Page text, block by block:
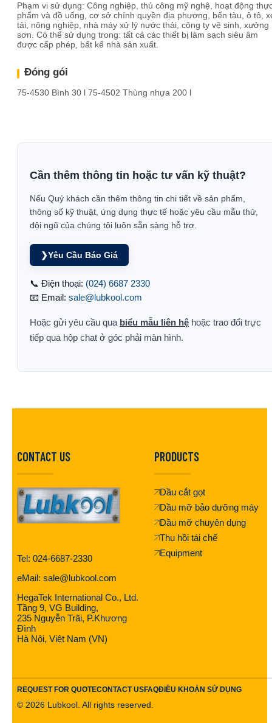
Phạm vi sử dụng: Công nghiệp, thủ công mỹ nghệ, hoạt động
phẩm và đồ uống, cơ sở chính quyền địa phương, bến tàu, ô tô,
tải, nông nghiệp, nhà máy xử lý nước thải, công ty vệ sinh, xưởng
sơn. Có thể sử dụng trong: tất cả các thiết bị làm sạch siêu âm
được cấp phép, bất kể nhà sản xuất.
Đóng gói
75-4530 Bình 30 l 75-4502 Thùng nhựa 200 l
Cần thêm thông tin hoặc tư vấn kỹ thuật?
Nếu Quý khách cần thêm thông tin chi tiết về sản phẩm,
thông số kỹ thuật, ứng dụng thực tế hoặc yêu cầu mẫu thử,
đội ngũ của chúng tôi luôn sẵn sàng hỗ trợ.
❯Yêu Cầu Báo Giá
📞 Điện thoại: (024) 6687 2330
📧 Email: sale@lubkool.com
Hoặc gửi yêu cầu qua biểu mẫu liên hệ hoặc trao đổi trực
tiếp qua hộp chat ở góc phải màn hình.
CONTACT US
Tel: 024-6687-2330
eMail: sale@lubkool.com
HegaTek International Co., Ltd.
Tầng 9, VG Building,
235 Nguyễn Trãi, P.Khương
Đình
Hà Nội, Việt Nam (VN)
PRODUCTS
Dầu cắt gọt
Dầu mỡ bảo dưỡng máy
Dầu mỡ chuyên dụng
Thu hồi tái chế
Equipment
REQUEST FOR QUOTECONTACT USFAQĐIỀU KHOẢN SỬ DỤNG
© 2026 Lubkool. All rights reserved.